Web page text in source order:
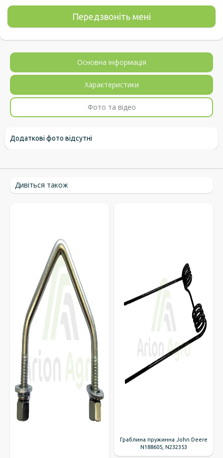
Основна інформація
Характеристики
Фото та відео
Додаткові фото відсутні
Дивіться також
Граблина пружинна John Deere
N188605, N232353